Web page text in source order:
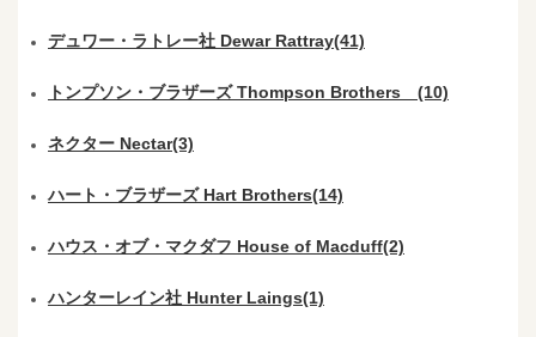
デュワー・ラトレー社 Dewar Rattray(41)
トンプソン・ブラザーズ Thompson Brothers (10)
ネクター Nectar(3)
ハート・ブラザーズ Hart Brothers(14)
ハウス・オブ・マクダフ House of Macduff(2)
ハンターレイン社 Hunter Laings(1)